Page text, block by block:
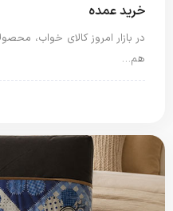
خرید عمده
در بازار امروز کالای خواب،
هم…